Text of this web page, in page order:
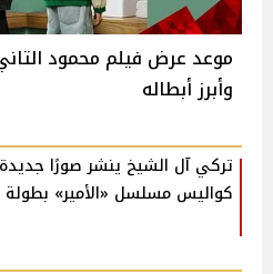
موعد عرض فيلم محمود
وأبرز أبطاله
تركي آل الشيخ ينشر صورًا
كواليس مسلسل «الأمير» بطولة